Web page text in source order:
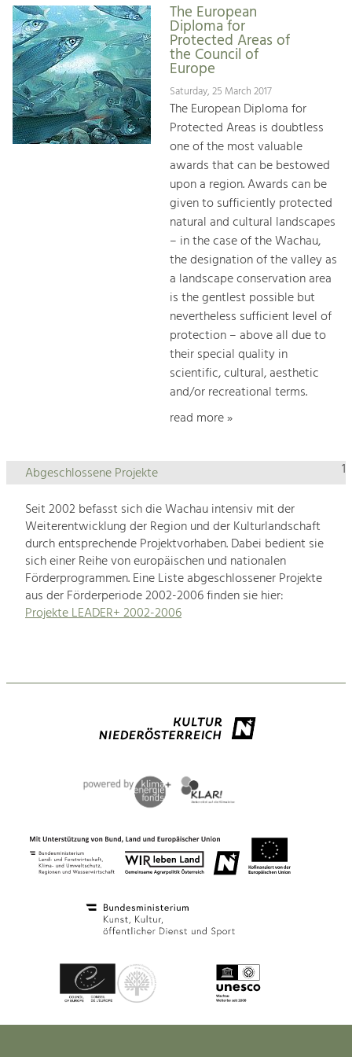
The European
Diploma for
Protected Areas of
the Council of
Europe
Saturday, 25 March 2017
The European Diploma for
Protected Areas is doubtless
one of the most valuable
awards that can be bestowed
upon a region. Awards can be
given to sufficiently protected
natural and cultural landscapes
– in the case of the Wachau,
the designation of the valley as
a landscape conservation area
is the gentlest possible but
nevertheless sufficient level of
protection – above all due to
their special quality in
scientific, cultural, aesthetic
and/or recreational terms.
read more »
1
Abgeschlossene Projekte
Seit 2002 befasst sich die Wachau intensiv mit der
Weiterentwicklung der Region und der Kulturlandschaft
durch entsprechende Projektvorhaben. Dabei bedient sie
sich einer Reihe von europäischen und nationalen
Förderprogrammen. Eine Liste abgeschlossener Projekte
aus der Förderperiode 2002-2006 finden sie hier:
Projekte LEADER+ 2002-2006